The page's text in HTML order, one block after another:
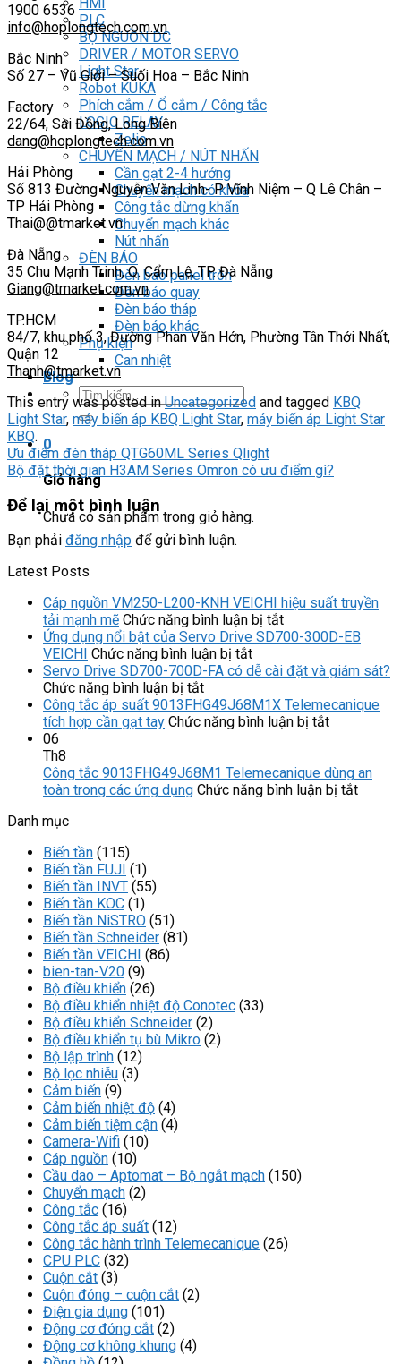
PLC
BỘ NGUỒN DC
DRIVER / MOTOR SERVO
Light Star
Robot KUKA
Phích cắm / Ổ cắm / Công tắc
LOGIC RELAY
Zelio
CHUYỂN MẠCH / NÚT NHẤN
Cần gạt 2-4 hướng
Chuyển mạch có khóa
Công tắc dừng khẩn
Chuyển mạch khác
Nút nhấn
ĐÈN BÁO
Đèn báo panel tròn
Đèn báo quay
Đèn báo tháp
Đèn báo khác
Phụ kiện
Can nhiệt
Blog
Tìm
kiếm:
0
Giỏ hàng
Chưa có sản phẩm trong giỏ hàng.
1900 6536
info@hoplongtech.com.vn
Bắc Ninh
Số 27 – Vũ Giới – Suối Hoa – Bắc Ninh
Factory
22/64, Sài Đồng, Long Biên
dang@hoplongtech.com.vn
Hải Phòng
Số 813 Đường Nguyễn Văn Linh- P Vĩnh Niệm – Q Lê Chân –
TP Hải Phòng
Thai@@tmarket.vn
Đà Nẵng
35 Chu Mạnh Trinh, Q. Cẩm Lệ, TP. Đà Nẵng
Giang@tmarket.com.vn
TP.HCM
84/7, khu phố 3, Đường Phan Văn Hớn, Phường Tân Thới Nhất,
Quận 12
Thanh@tmarket.vn
This entry was posted inUncategorized and tagged KBQ
Light Star, máy biến áp KBQ Light Star, máy biến áp Light Star
KBQ.
Ưu điểm đèn tháp QTG60ML Series Qlight
Bộ đặt thời gian H3AM Series Omron có ưu điểm gì?
Để lại một bình luận
Bạn phải đăng nhập để gửi bình luận.
Latest Posts
Cáp nguồn VM250-L200-KNH VEICHI hiệu suất truyền
tải mạnh mẽ Chức năng bình luận bị tắtở
Cáp
VM250-
KNH
VEICHI
truyền
tải
Ứng dụng nổi bật của Servo Drive SD700-300D-EB
VEICHI Chức năng bình luận bị tắtở
Ứng
nổi
bật
Drive
SD700-
Servo Drive SD700-700D-FA có dễ cài đặt và giám sát?
Chức năng bình luận bị tắtở
Servo
Drive
FA
có
Công tắc áp suất 9013FHG49J68M1X Telemecanique
tích hợp cần gạt tay Chức năng bình luận bị tắtở
áp
suất
06
Th8
Công tắc 9013FHG49J68M1 Telemecanique dùng an
toàn trong các ứng dụng Chức năng bình luận bị tắtở
Danh mục
Biến tần (115)
Biến tần FUJI (1)
Biến tần INVT (55)
Biến tần KOC (1)
Biến tần NiSTRO (51)
Biến tần Schneider (81)
Biến tần VEICHI (86)
bien-tan-V20 (9)
Bộ điều khiển (26)
Bộ điều khiển nhiệt độ Conotec (33)
Bộ điều khiển Schneider (2)
Bộ điều khiển tụ bù Mikro (2)
Bộ lập trình (12)
Bộ lọc nhiễu (3)
Cảm biến (9)
Cảm biến nhiệt độ (4)
Cảm biến tiệm cận (4)
Camera-Wifi (10)
Cáp nguồn (10)
Cầu dao – Aptomat – Bộ ngắt mạch (150)
Chuyển mạch (2)
Công tắc (16)
Công tắc áp suất (12)
Công tắc hành trình Telemecanique (26)
CPU PLC (32)
Cuộn cắt (3)
Cuộn đóng – cuộn cắt (2)
Điện gia dụng (101)
Động cơ đóng cắt (2)
Động cơ không khung (4)